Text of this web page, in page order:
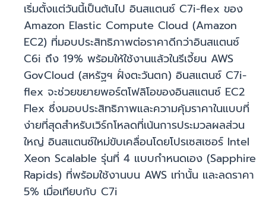
เริ่มตั้งแต่วันนี้เป็นต้นไป อินสแตนซ์ C7i-flex ของ
Amazon Elastic Compute Cloud (Amazon
EC2) ที่มอบประสิทธิภาพต่อราคาดีกว่าอินสแตนซ์
C6i ถึง 19% พร้อมให้ใช้งานแล้วในรีเจี้ยน AWS
GovCloud (สหรัฐฯ ฝั่งตะวันตก) อินสแตนซ์ C7i-
flex จะช่วยขยายพอร์ตโฟลิโอของอินสแตนซ์ EC2
Flex ซึ่งมอบประสิทธิภาพและความคุ้มราคาในแบบที่
ง่ายที่สุดสำหรับเวิร์กโหลดที่เน้นการประมวลผลส่วน
ใหญ่ อินสแตนซ์ใหม่ขับเคลื่อนโดยโปรเซสเซอร์ Intel
Xeon Scalable รุ่นที่ 4 แบบกำหนดเอง (Sapphire
Rapids) ที่พร้อมใช้งานบน AWS เท่านั้น และลดราคา
5% เมื่อเทียบกับ C7i